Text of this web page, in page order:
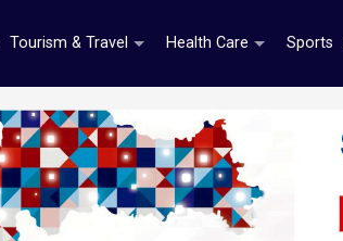
Tourism & Travel Health Care Sports